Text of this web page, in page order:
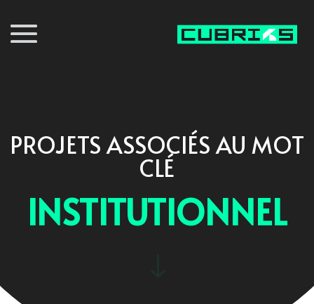
PROJETS ASSOCIÉS AU MOT
CLÉ
INSTITUTIONNEL